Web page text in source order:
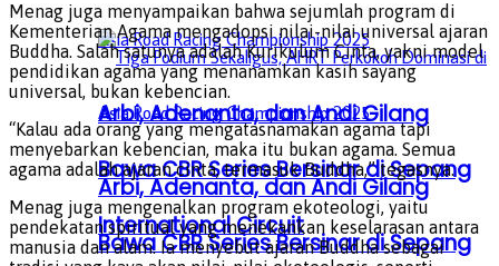
Arbi, Adenanta, dan Andi Gilang
Bawa CBR Series Bersinar di Sepang
International Circuit
Arbi, Adenanta, dan Andi Gilang
Bawa CBR Series Bersinar di Sepang
Menag juga menyampaikan bahwa sejumlah program di
Kementerian Agama mengadopsi nilai-nilai universal ajaran
Buddha. Salah satunya adalah Kurikulum Cinta, yakni model
pendidikan agama yang menanamkan kasih sayang
universal, bukan kebencian.
“Kalau ada orang yang mengatasnamakan agama tapi
menyebarkan kebencian, maka itu bukan agama. Semua
agama adalah ajaran cinta, termasuk Buddha,” tegasnya.
Menag juga mengenalkan program ekoteologi, yaitu
pendekatan spiritual yang menekankan keselarasan antara
manusia dan alam. Ia menyebut ajaran Buddha sebagai